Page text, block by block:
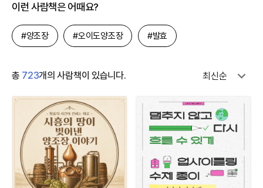
이런 사람책은 어때요?
#양조장 #오이도양조장 #발효
총 723개의 사람책이 있습니다. 최신순